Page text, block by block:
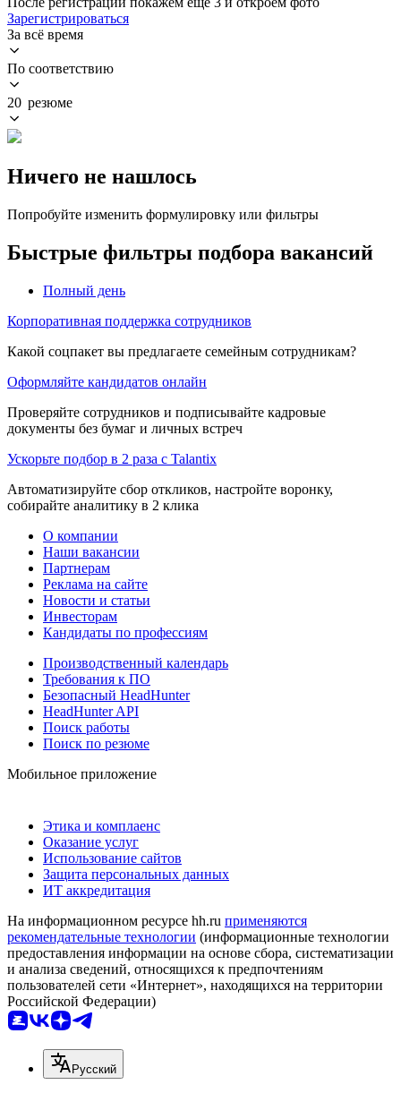
Зарегистрироваться
За всё время
По соответствию
20 резюме
Ничего не нашлось
Попробуйте изменить формулировку или фильтры
Быстрые фильтры подбора вакансий
Полный день
Корпоративная поддержка сотрудников
Какой соцпакет вы предлагаете семейным сотрудникам?
Оформляйте кандидатов онлайн
Проверяйте сотрудников и подписывайте кадровые
документы без бумаг и личных встреч
Ускорьте подбор в 2 раза с Talantix
Автоматизируйте сбор откликов, настройте воронку,
собирайте аналитику в 2 клика
О компании
Наши вакансии
Партнерам
Реклама на сайте
Новости и статьи
Инвесторам
Кандидаты по профессиям
Производственный календарь
Требования к ПО
Безопасный HeadHunter
HeadHunter API
Поиск работы
Поиск по резюме
Мобильное приложение
Этика и комплаенс
Оказание услуг
Использование сайтов
Защита персональных данных
ИТ аккредитация
На информационном ресурсе hh.ru применяются
рекомендательные технологии (информационные технологии
предоставления информации на основе сбора, систематизации
и анализа сведений, относящихся к предпочтениям
пользователей сети «Интернет», находящихся на территории
Российской Федерации)
Русский